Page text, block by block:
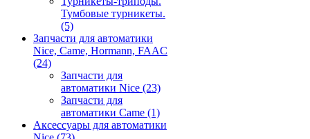
Тумбовые турникеты.
(5)
Запчасти для автоматики
Nice, Came, Hormann, FAAC
(24)
Запчасти для
автоматики Nice (23)
Запчасти для
автоматики Came (1)
Аксессуары для автоматики